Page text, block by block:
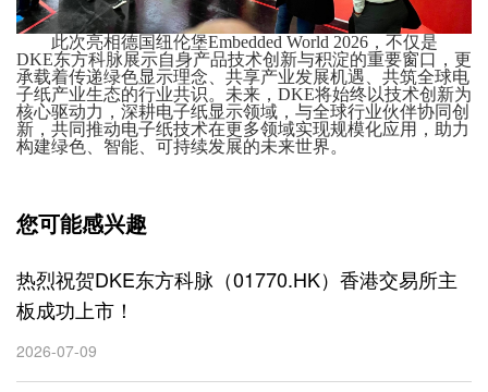
此次亮相德国纽伦堡Embedded World 2026，不仅是
DKE东方科脉展示自身产品技术创新与积淀的重要窗口，更
承载着传递绿色显示理念、共享产业发展机遇、共筑全球电
子纸产业生态的行业共识。未来，DKE将始终以技术创新为
核心驱动力，深耕电子纸显示领域，与全球行业伙伴协同创
新，共同推动电子纸技术在更多领域实现规模化应用，助力
构建绿色、智能、可持续发展的未来世界。
您可能感兴趣
热烈祝贺DKE东方科脉（01770.HK）香港交易所主
板成功上市！
2026-07-09